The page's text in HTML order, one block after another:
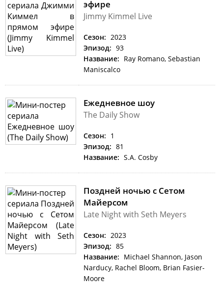
эфире
Jimmy Kimmel Live
Сезон: 2023
Эпизод: 93
Название: Ray Romano, Sebastian
Maniscalco
Ежедневное шоу
The Daily Show
Сезон: 1
Эпизод: 81
Название: S.A. Cosby
Поздней ночью с Сетом
Майерсом
Late Night with Seth Meyers
Сезон: 2023
Эпизод: 85
Название: Michael Shannon, Jason
Narducy, Rachel Bloom, Brian Fasier-
Moore